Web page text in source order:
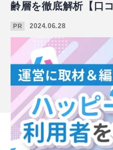
齢層を徹底解析【口
PR 2024.06.28